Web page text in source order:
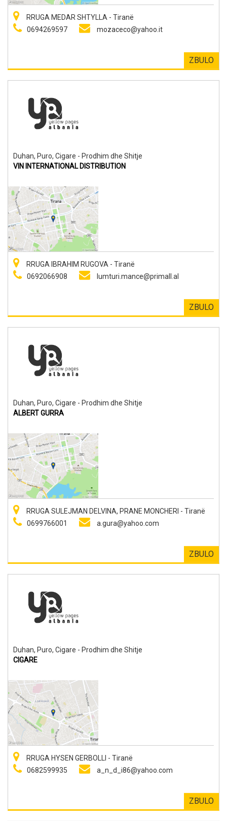
RRUGA MEDAR SHTYLLA - Tiranë
0694269597
mozaceco@yahoo.it
ZBULO
Duhan, Puro, Cigare - Prodhim dhe Shitje
VIN INTERNATIONAL DISTRIBUTION
RRUGA IBRAHIM RUGOVA - Tiranë
0692066908
lumturi.mance@primall.al
ZBULO
Duhan, Puro, Cigare - Prodhim dhe Shitje
ALBERT GURRA
RRUGA SULEJMAN DELVINA, PRANE MONCHERI - Tiranë
0699766001
a.gura@yahoo.com
ZBULO
Duhan, Puro, Cigare - Prodhim dhe Shitje
CIGARE
RRUGA HYSEN GERBOLLI - Tiranë
0682599935
a_n_d_i86@yahoo.com
ZBULO